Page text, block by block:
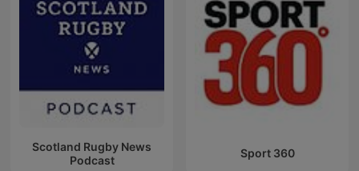
Scotland Rugby News
Podcast
Sport 360